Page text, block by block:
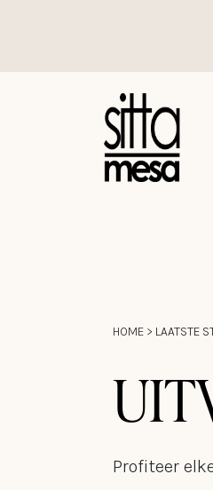
HOME > LAATSTE
Profiteer